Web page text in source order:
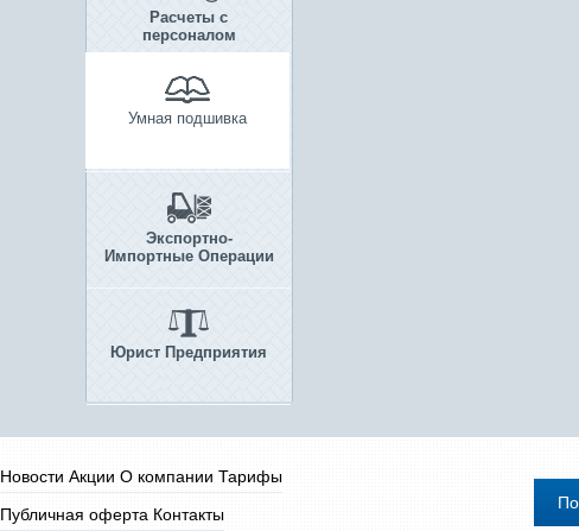
Расчеты с
персоналом
Умная подшивка
Экспортно-
Импортные Операции
Юрист Предприятия
Новости Акции О компании Тарифы
Публичная оферта Контакты